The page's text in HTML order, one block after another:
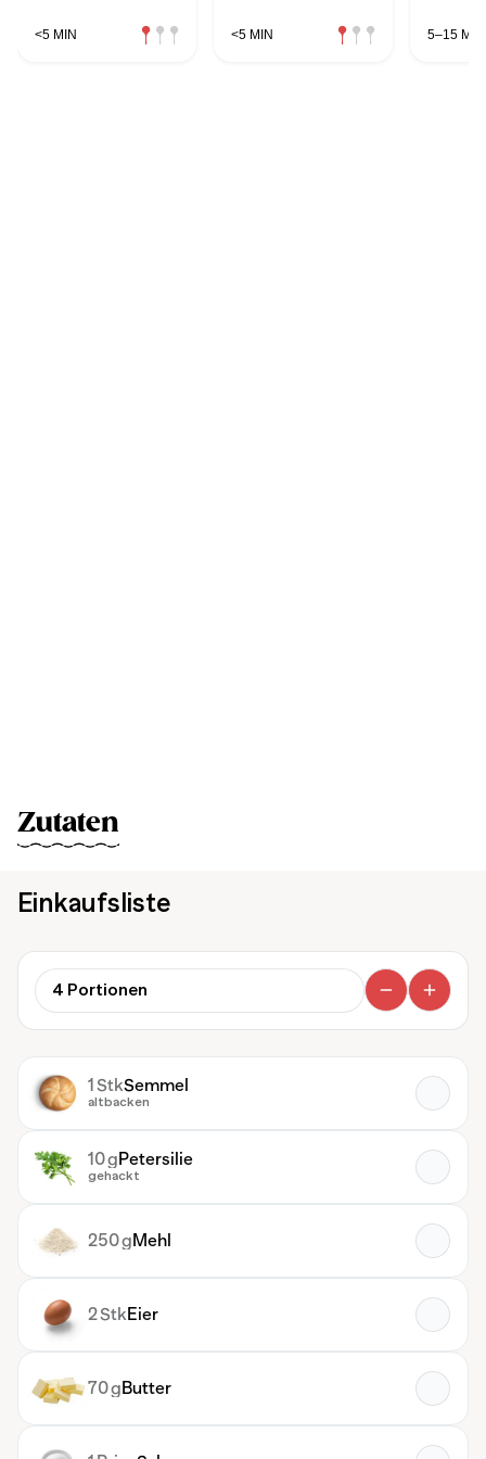
<5 MIN <5 MIN 5–15 MIN
Zutaten